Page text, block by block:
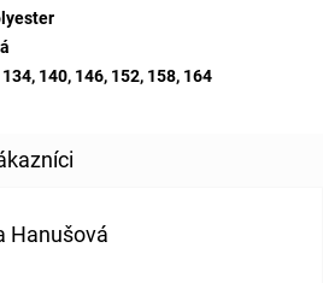
140, 146, 152, 158, 164
Hanušová
obchodu je 5 z 5 hvězdiček.